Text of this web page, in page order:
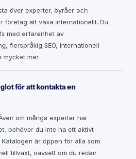
över experter, byråer och
företag att växa internationellt. Du
med erfarenhet av
flerspråkig SEO, internationell
mer.
för att kontakta en
om många experter har
behöver du inte ha ett aktivt
är öppen för alla som
tillväxt, oavsett om du redan